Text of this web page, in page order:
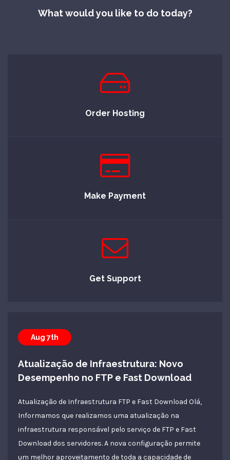
What would you like to do today?
Order Hosting
Make Payment
Get Support
Aug 7th
Atualização de Infraestrutura: Novo
Desempenho no FTP e Fast Download
Atualização de Infraestrutura FTP e Fast Download Olá,
Informamos que realizamos uma atualização na
infraestrutura responsável pelo serviço de FTP e Fast
Download dos servidores. A nova configuração permite
um melhor aproveitamento de toda a capacidade de